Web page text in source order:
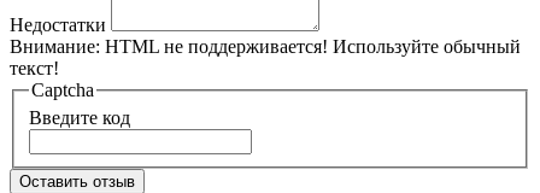
Недостатки
Внимание: HTML не поддерживается! Используйте обычный
текст!
Captcha
Введите код
Оставить отзыв